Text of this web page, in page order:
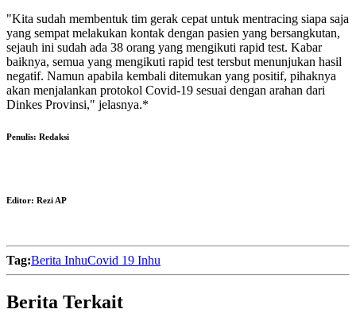
"Kita sudah membentuk tim gerak cepat untuk mentracing siapa saja
yang sempat melakukan kontak dengan pasien yang bersangkutan,
sejauh ini sudah ada 38 orang yang mengikuti rapid test. Kabar
baiknya, semua yang mengikuti rapid test tersbut menunjukan hasil
negatif. Namun apabila kembali ditemukan yang positif, pihaknya
akan menjalankan protokol Covid-19 sesuai dengan arahan dari
Dinkes Provinsi," jelasnya.*
Penulis: Redaksi
Editor: Rezi AP
Tag:Berita InhuCovid 19 Inhu
Berita Terkait